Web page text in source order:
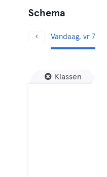
Schema
Vandaag, vr 7
Klassen